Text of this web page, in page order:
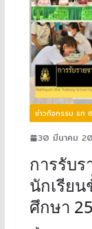
ข่าวกิจกรรม ธท
30 มีนาคม
การรับ
นักเรีย
ศึกษา